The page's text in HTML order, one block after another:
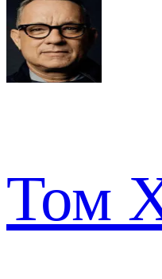
Том